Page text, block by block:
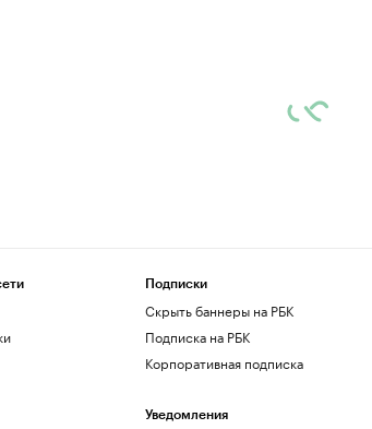
Подписки
Скрыть баннеры на РБК
Подписка на РБК
Корпоративная подписка
Уведомления